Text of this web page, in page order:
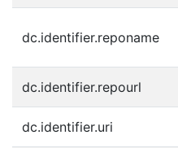
dc.identifier.reponame
dc.identifier.repourl
dc.identifier.uri